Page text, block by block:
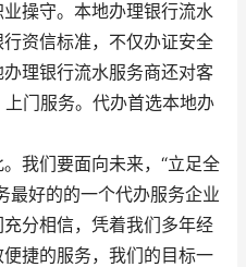
操守。本地办理银行流水
资信标准，不仅办证安全
理银行流水服务商还对客
上门服务。代办首选本地办
们要面向未来，“立足全
最好的的一个代办服务企业
分相信，凭着我们多年经
捷的服务，我们的目标一